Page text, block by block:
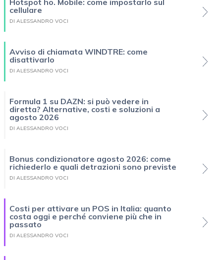
cellulare
DI ALESSANDRO VOCI
Avviso di chiamata WINDTRE: come
disattivarlo
DI ALESSANDRO VOCI
Formula 1 su DAZN: si può vedere in
diretta? Alternative, costi e soluzioni a
agosto 2026
DI ALESSANDRO VOCI
Bonus condizionatore agosto 2026: come
richiederlo e quali detrazioni sono previste
DI ALESSANDRO VOCI
Costi per attivare un POS in Italia: quanto
costa oggi e perché conviene più che in
passato
DI ALESSANDRO VOCI